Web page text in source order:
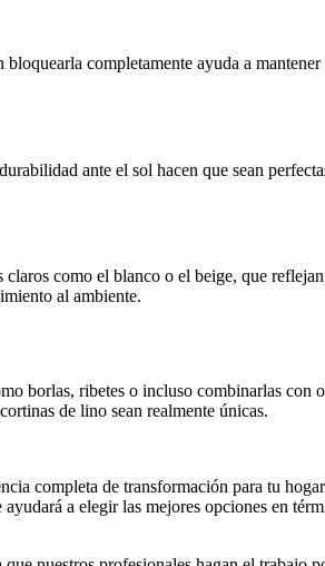
completamente ayuda a
ante el sol hacen que sean
como el blanco o el beige, que
al ambiente.
borlas, ribetes o incluso combinarlas con
de lino sean realmente únicas.
completa de transformación para tu
a elegir las mejores opciones en